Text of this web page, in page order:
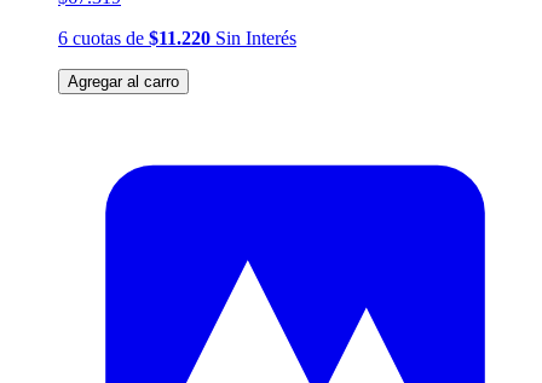
6 cuotas de $11.220 Sin Interés
Agregar al carro